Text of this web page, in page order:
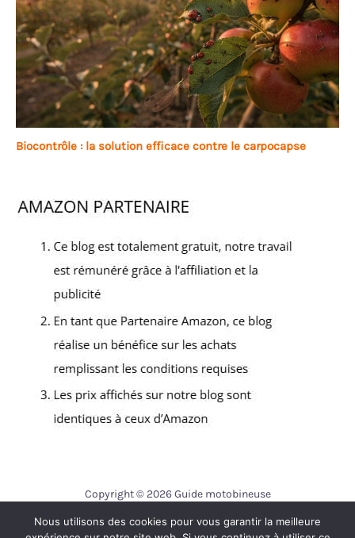
Biocontrôle : la solution efficace contre le carpocapse
Copyright © 2026 Guide motobineuse
Contact
Nous utilisons des cookies pour vous garantir la meilleure